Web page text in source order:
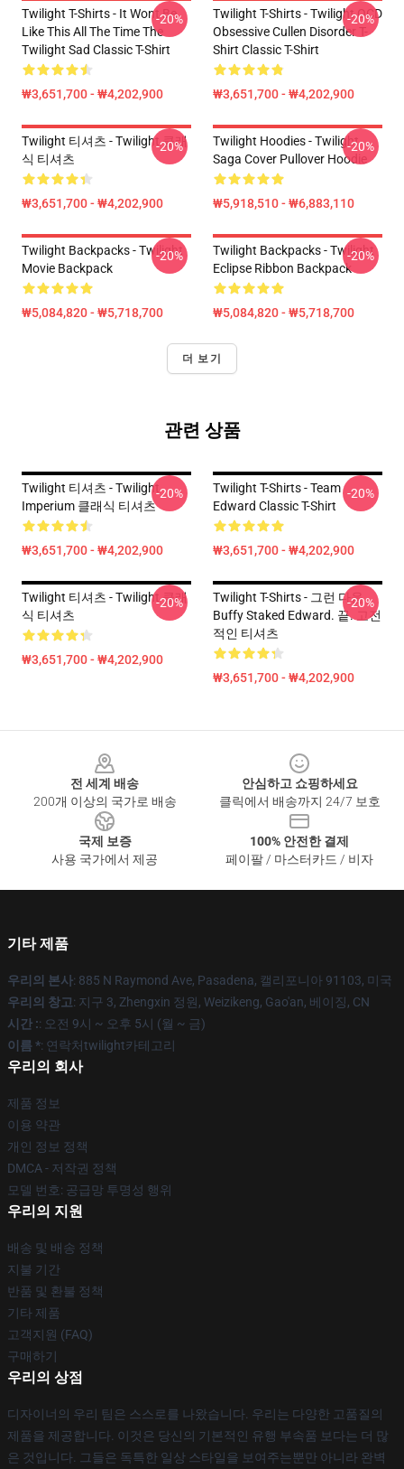
Twilight T-Shirts - It Wont Be
Like This All The Time The
Twilight Sad Classic T-Shirt
₩3,651,700 - ₩4,202,900
-20%
Twilight T-Shirts - Twilight OCD
Obsessive Cullen Disorder T-
Shirt Classic T-Shirt
₩3,651,700 - ₩4,202,900
-20%
Twilight 티셔츠 - Twilight 클래
식 티셔츠
₩3,651,700 - ₩4,202,900
-20%
Twilight Hoodies - Twilight
Saga Cover Pullover Hoodie
₩5,918,510 - ₩6,883,110
-20%
Twilight Backpacks - Twilight
Movie Backpack
₩5,084,820 - ₩5,718,700
-20%
Twilight Backpacks - Twilight
Eclipse Ribbon Backpack
₩5,084,820 - ₩5,718,700
-20%
더 보기
관련 상품
Twilight 티셔츠 - Twilight
Imperium 클래식 티셔츠
₩3,651,700 - ₩4,202,900
-20%
Twilight T-Shirts - Team
Edward Classic T-Shirt
₩3,651,700 - ₩4,202,900
-20%
Twilight 티셔츠 - Twilight 클래
식 티셔츠
₩3,651,700 - ₩4,202,900
-20%
Twilight T-Shirts - 그런 다음
Buffy Staked Edward. 끝. 고전
적인 티셔츠
₩3,651,700 - ₩4,202,900
-20%
전 세계 배송
200개 이상의 국가로 배송
안심하고 쇼핑하세요
클릭에서 배송까지 24/7 보호
국제 보증
사용 국가에서 제공
100% 안전한 결제
페이팔 / 마스터카드 / 비자
기타 제품
우리의 본사: 885 N Raymond Ave, Pasadena, 캘리포니아 91103, 미국
우리의 창고: 지구 3, Zhengxin 정원, Weizikeng, Gao'an, 베이징, CN
시간 :: 오전 9시 ~ 오후 5시 (월 ~ 금)
이름 *: 연락처twilight카테고리
우리의 회사
제품 정보
이용 약관
개인 정보 정책
DMCA - 저작권 정책
모델 번호: 공급망 투명성 행위
우리의 지원
배송 및 배송 정책
지불 기간
반품 및 환불 정책
기타 제품
고객지원 (FAQ)
구매하기
우리의 상점
디자이너의 우리 팀은 스스로를 나왔습니다. 우리는 다양한 고품질의
제품을 제공합니다. 이것은 당신의 기본적인 유행 부속품 보다는 더 많
은 것입니다. 그들은 독특한 일상 스타일을 보여주는뿐만 아니라 완벽